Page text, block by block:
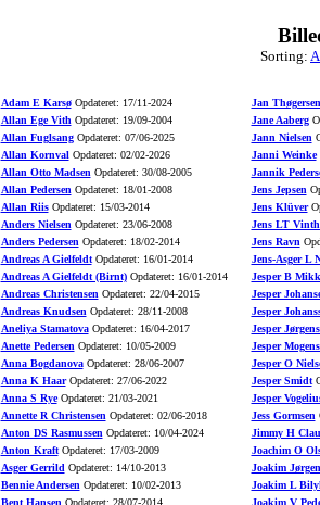
Sorting:
Adam E KarsøOpdateret: 17/11-2024
Allan Ege Vith Opdateret: 19/09-2004
Allan FuglsangOpdateret: 07/06-2025
Allan KornvalOpdateret: 02/02-2026
Allan Otto Madsen Opdateret: 30/08-2005
Allan Pedersen Opdateret: 18/01-2008
Allan RiisOpdateret: 15/03-2014
Anders Nielsen Opdateret: 23/06-2008
Anders Pedersen Opdateret: 18/02-2014
Andreas A GielfeldtOpdateret: 16/01-2014
Andreas A Gielfeldt (Birnt)Opdateret: 16/01-2014
Andreas Christensen Opdateret: 22/04-2015
Andreas Knudsen Opdateret: 28/11-2008
Aneliya StamatovaOpdateret: 16/04-2017
Anette Pedersen Opdateret: 10/05-2009
Anna BogdanovaOpdateret: 28/06-2007
Anna K HaarOpdateret: 27/06-2022
Anna S RyeOpdateret: 21/03-2021
Annette R Christensen Opdateret: 02/06-2018
Anton DS Rasmussen Opdateret: 10/04-2024
Anton KraftOpdateret: 17/03-2009
Asger Gerrild Opdateret: 14/10-2013
Bennie Andersen Opdateret: 10/02-2013
Bent Hansen Opdateret: 28/07-2014
Jan Thøgersen
Jane Aaberg
Jann Nielsen
Janni Weinke
Jannik
Jens Jepsen
Jens Klüver
Jens LT
Jens Ravn
Jens-Asger L
Jesper B
Jesper
Jesper
Jesper
Jesper
Jesper O
Jesper Smidt
Jesper
Jess Gormsen
Jimmy H
Joachim O
Joakim
Joakim L
Joakim V